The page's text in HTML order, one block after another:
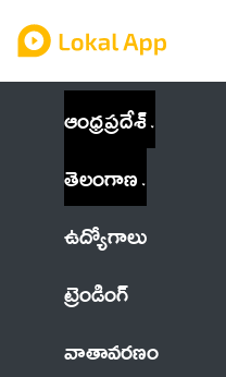
ఆంధ్రప్రదేశ్
తెలంగాణ
ఉద్యోగాలు
ట్రెండింగ్
వాతావరణం